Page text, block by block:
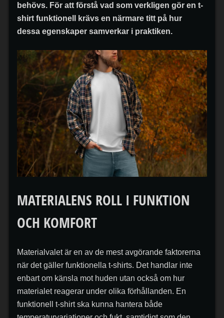
behövs. För att förstå vad som verkligen gör en t-
shirt funktionell krävs en närmare titt på hur
dessa egenskaper samverkar i praktiken.
MATERIALENS ROLL I FUNKTION
OCH KOMFORT
Materialvalet är en av de mest avgörande faktorerna
när det gäller funktionella t-shirts. Det handlar inte
enbart om känsla mot huden utan också om hur
materialet reagerar under olika förhållanden. En
funktionell t-shirt ska kunna hantera både